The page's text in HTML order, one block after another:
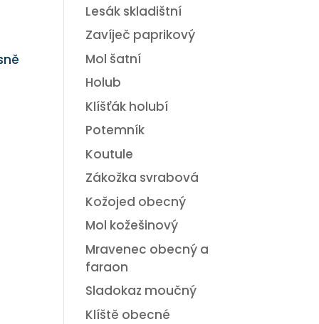
Lesák skladištní
Zavíječ paprikový
Mol šatní
Holub
Klíšťák holubí
Potemník
Koutule
Zákožka svrabová
Kožojed obecný
Mol kožešinový
Mravenec obecný a
faraon
Sladokaz moučný
Klíště obecné